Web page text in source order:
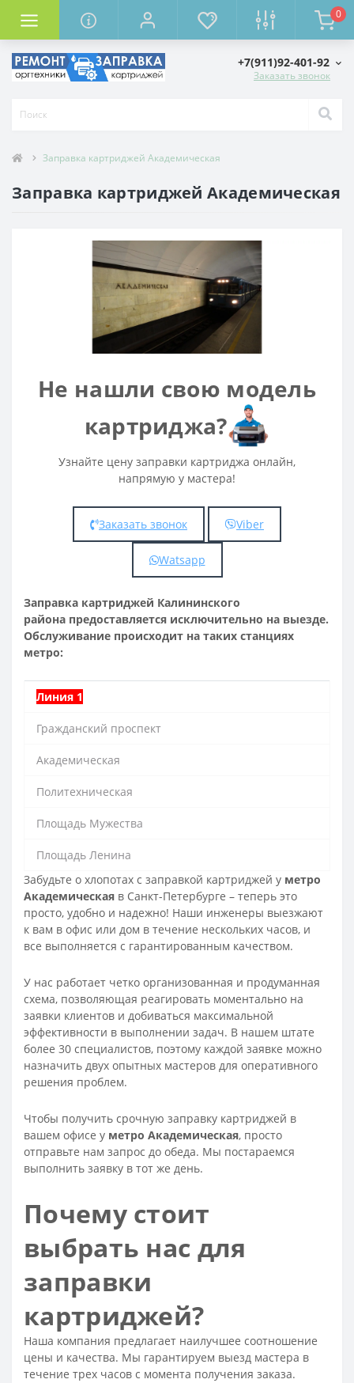
Комплектующие для компьютера
0
+7(911)92-401-92
Заказать звонок
Заправка картриджей Академическая
Заправка картриджей Академическая
Не нашли свою модель
картриджа?
Узнайте цену заправки картриджа онлайн,
напрямую у мастера!
Заказать звонок Viber
Watsapp
Заправка картриджей Калининского
района предоставляется исключительно на выезде.
Обслуживание происходит на таких станциях
метро:
Линия 1
Гражданский проспект
Академическая
Политехническая
Площадь Мужества
Площадь Ленина
Забудьте о хлопотах с заправкой картриджей у метро
Академическая в Санкт-Петербурге – теперь это
просто, удобно и надежно! Наши инженеры выезжают
к вам в офис или дом в течение нескольких часов, и
все выполняется с гарантированным качеством.
У нас работает четко организованная и продуманная
схема, позволяющая реагировать моментально на
заявки клиентов и добиваться максимальной
эффективности в выполнении задач. В нашем штате
более 30 специалистов, поэтому каждой заявке можно
назначить двух опытных мастеров для оперативного
решения проблем.
Чтобы получить срочную заправку картриджей в
вашем офисе у метро Академическая, просто
отправьте нам запрос до обеда. Мы постараемся
выполнить заявку в тот же день.
Почему стоит
выбрать нас для
заправки
картриджей?
Наша компания предлагает наилучшее соотношение
цены и качества. Мы гарантируем выезд мастера в
течение трех часов с момента получения заказа.